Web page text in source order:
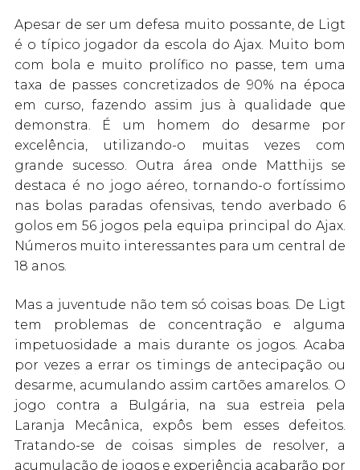
Apesar de ser um defesa muito possante, de Ligt
é o típico jogador da escola do Ajax. Muito bom
com bola e muito prolífico no passe, tem uma
taxa de passes concretizados de 90% na época
em curso, fazendo assim jus à qualidade que
demonstra. É um homem do desarme por
excelência, utilizando-o muitas vezes com
grande sucesso. Outra área onde Matthijs se
destaca é no jogo aéreo, tornando-o fortíssimo
nas bolas paradas ofensivas, tendo averbado 6
golos em 56 jogos pela equipa principal do Ajax.
Números muito interessantes para um central de
18 anos.
Mas a juventude não tem só coisas boas. De Ligt
tem problemas de concentração e alguma
impetuosidade a mais durante os jogos. Acaba
por vezes a errar os timings de antecipação ou
desarme, acumulando assim cartões amarelos. O
jogo contra a Bulgária, na sua estreia pela
Laranja Mecânica, expôs bem esses defeitos.
Tratando-se de coisas simples de resolver, a
acumulação de jogos e experiência acabarão por